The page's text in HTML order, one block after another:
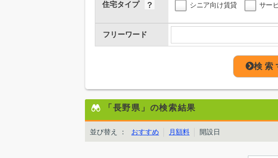
住宅タイプ シニア向け賃貸 サー
フリーワード
検 索
「長野県」の検索結果
並び替え ： おすすめ 月額料 開設日